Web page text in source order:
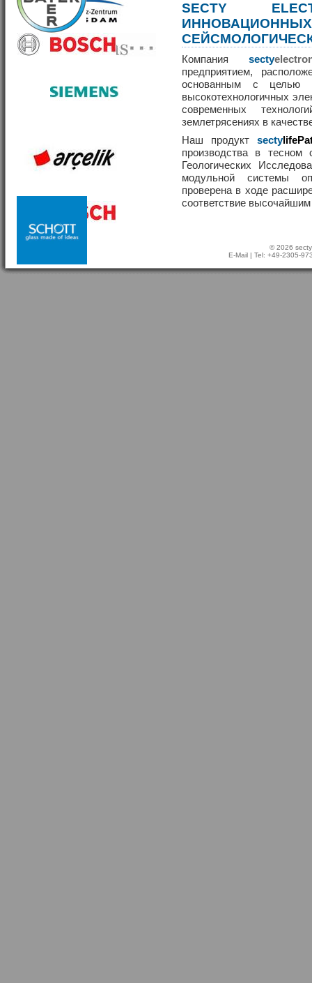
SECTY
Компания secty
предприятием,
основанным с целью
высокотехнологичных
современных
землетрясениях в
Наш продукт secty
производства в тесном
Геологических
модульной системы
проверена в ходе
соответствие
© 2026
E-Mail | Tel: +49-2305-